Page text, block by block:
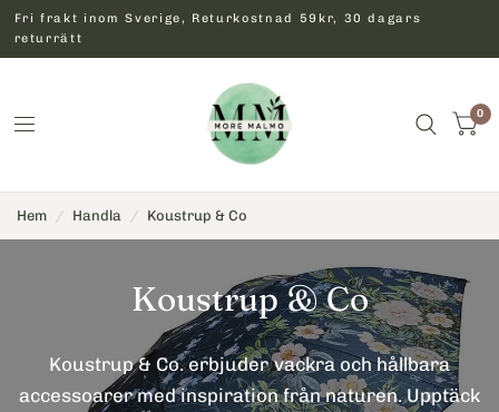
Fri frakt inom Sverige, Returkostnad 59kr, 30 dagars
returrätt
0
Hem / Handla / Koustrup & Co
Koustrup & Co
Koustrup & Co. erbjuder vackra och hållbara
accessoarer med inspiration från naturen. Upptäck